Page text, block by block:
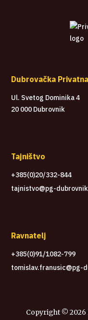
Dubrovačka
Ul. Svetog Dominika 4
20 000 Dubrovnik
Tajništvo
+385(0)20/332-844
tajnistvo@pg-
Ravnatelj
+385(0)91/1082-799
tomislav.franusic@pg-
Copyright ©